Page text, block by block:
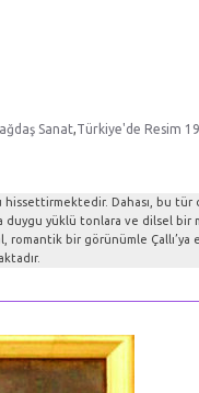
Sanat,Türkiye'de Resim
Dahası, bu tür
duygu yüklü tonlara ve dilsel bir
romantik bir görünümle